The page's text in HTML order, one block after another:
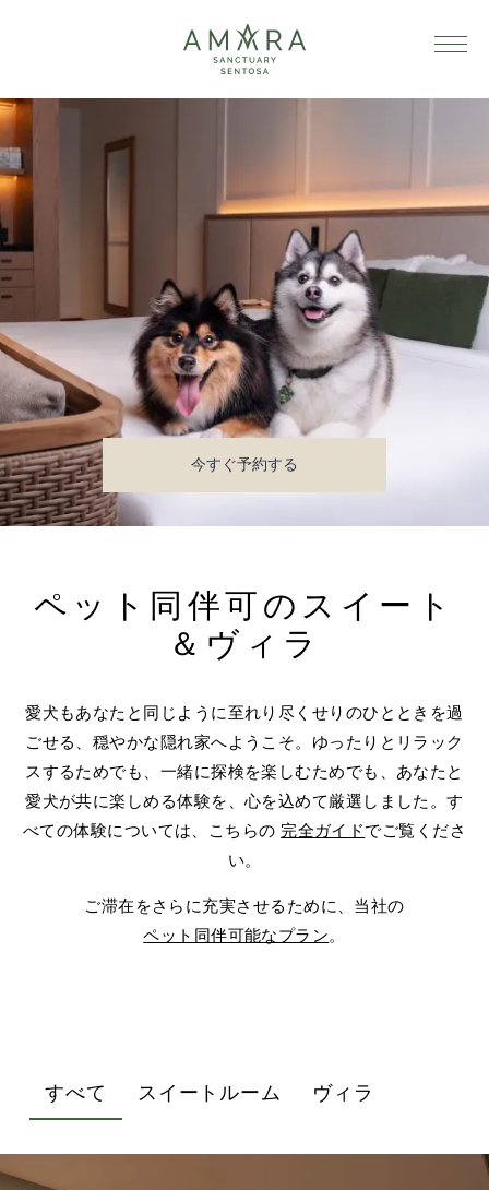
今すぐ予約する
ペット同伴可のスイート
＆ヴィラ
愛犬もあなたと同じように至れり尽くせりのひとときを過
ごせる、穏やかな隠れ家へようこそ。ゆったりとリラック
スするためでも、一緒に探検を楽しむためでも、あなたと
愛犬が共に楽しめる体験を、心を込めて厳選しました。す
べての体験については、こちらの 完全ガイドでご覧くださ
い。
ご滞在をさらに充実させるために、当社の
ペット同伴可能なプラン。
すべて スイートルーム ヴィラ